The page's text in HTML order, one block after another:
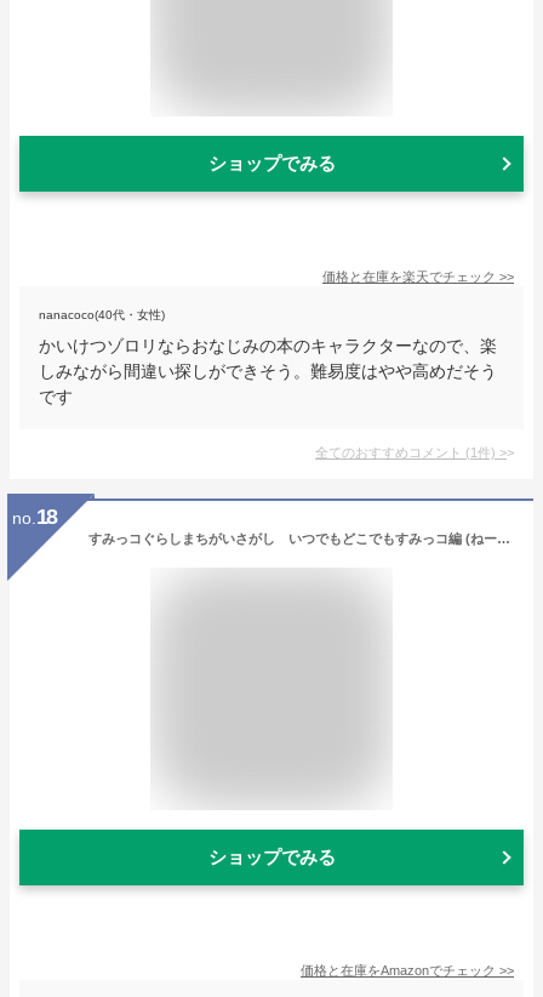
ショップでみる
価格と在庫を楽天でチェック >>
nanacoco(40代・女性)
かいけつゾロリならおなじみの本のキャラクターなので、楽
しみながら間違い探しができそう。難易度はやや高めだそう
です
全てのおすすめコメント (1件) >
no. 18
すみっコぐらしまちがいさがし いつでもどこでもすみっコ編 (ねーねーブックス)
ショップでみる
価格と在庫をAmazonでチェック >>